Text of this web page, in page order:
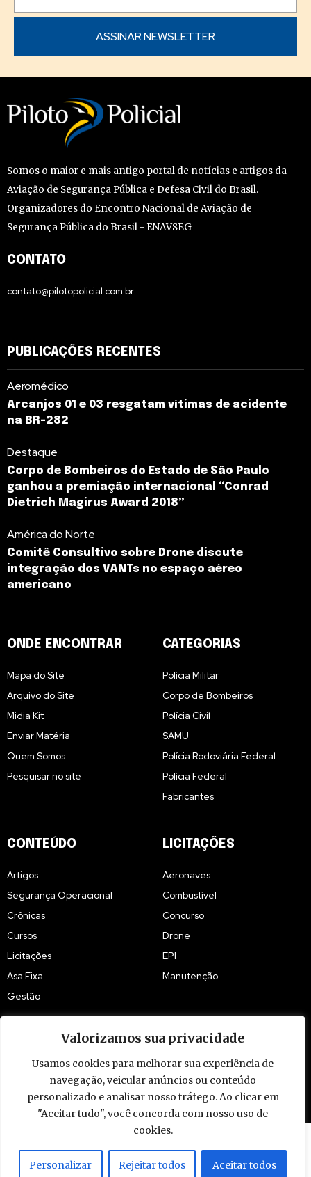
Valorizamos sua privacidade
Usamos cookies para melhorar sua experiência de
navegação, veicular anúncios ou conteúdo
personalizado e analisar nosso tráfego. Ao clicar em
"Aceitar tudo", você concorda com nosso uso de
cookies.
Personalizar Rejeitar todos Aceitar todos
Somos o maior e mais antigo portal de notícias e artigos da
Aviação de Segurança Pública e Defesa Civil do Brasil.
Organizadores do Encontro Nacional de Aviação de
Segurança Pública do Brasil - ENAVSEG
CONTATO
contato@pilotopolicial.com.br
PUBLICAÇÕES RECENTES
Aeromédico
Arcanjos 01 e 03 resgatam vítimas de acidente
na BR-282
Destaque
Corpo de Bombeiros do Estado de São Paulo
ganhou a premiação internacional “Conrad
Dietrich Magirus Award 2018”
América do Norte
Comitê Consultivo sobre Drone discute
integração dos VANTs no espaço aéreo
americano
ONDE ENCONTRAR
Mapa do Site
Arquivo do Site
Midia Kit
Enviar Matéria
Quem Somos
Pesquisar no site
CATEGORIAS
Polícia Militar
Corpo de Bombeiros
Polícia Civil
SAMU
Polícia Rodoviária Federal
Polícia Federal
Fabricantes
CONTEÚDO
Artigos
Segurança Operacional
Crônicas
Cursos
Licitações
Asa Fixa
Gestão
LICITAÇÕES
Aeronaves
Combustível
Concurso
Drone
EPI
Manutenção
© 2009 - 2026 Piloto Policial. Todos os direitos reservados. Brasil.